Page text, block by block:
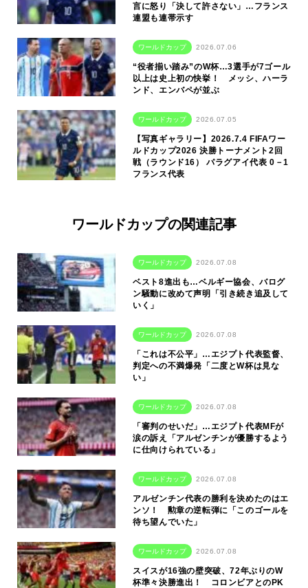
言に怒り「決して許さない」…フランス
連盟も連帯示す
ワールドカップ 2026.07.06
“役者揃い踏み”のW杯…3選手が7ゴール
以上は史上初の快挙！ メッシ、ハーラ
ンド、エンバペが並ぶ
ワールドカップ 2026.07.05
【写真ギャラリー】2026.7.4 FIFAワー
ルドカップ2026 決勝トーナメント2回
戦（ラウンド16） パラグアイ代表 0－1
フランス代表
ワールドカップの関連記事
ワールドカップ 2026.07.08
ベスト8進出も…ベルギー協会、バログ
ン騒動に改めて声明「引き続き追及して
いく」
ワールドカップ 2026.07.08
「これは不公平」…エジプト代表監督、
判定への不満爆発「二度とW杯は見な
い」
ワールドカップ 2026.07.08
「審判のせいだ」…エジプト代表MFが
涙の訴え「アルゼンチンが優勝するよう
に仕向けられている」
ワールドカップ 2026.07.08
アルゼンチン代表の勝利を決めたのはエ
ンソ！ 勲章の逆転弾に「このゴールを
待ち望んでいた」
ワールドカップ 2026.07.08
スイスが16強の壁突破、72年ぶりのW
杯準々決勝進出！ コロンビアとのPK